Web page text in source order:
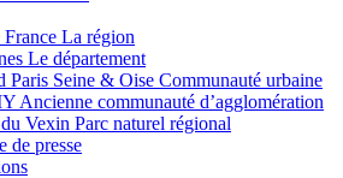
La région
Le département
Paris Seine & Oise Communauté urbaine
Ancienne communauté d’agglomération
Vexin Parc naturel régional
de presse